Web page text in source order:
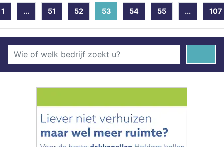
1 ... 51 52 53 (current)
54 55 ... 107